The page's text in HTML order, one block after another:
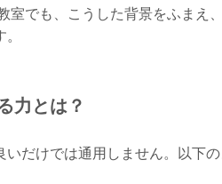
室でも、こうした背景をふまえ
力とは？
だけでは通用しません。以下の